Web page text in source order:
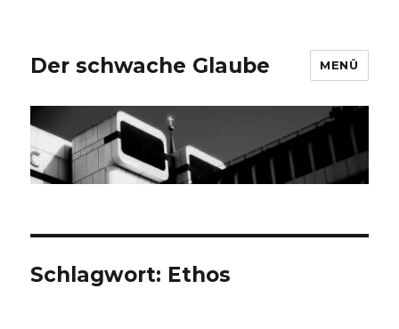
Der schwache Glaube MENÜ
Schlagwort: Ethos